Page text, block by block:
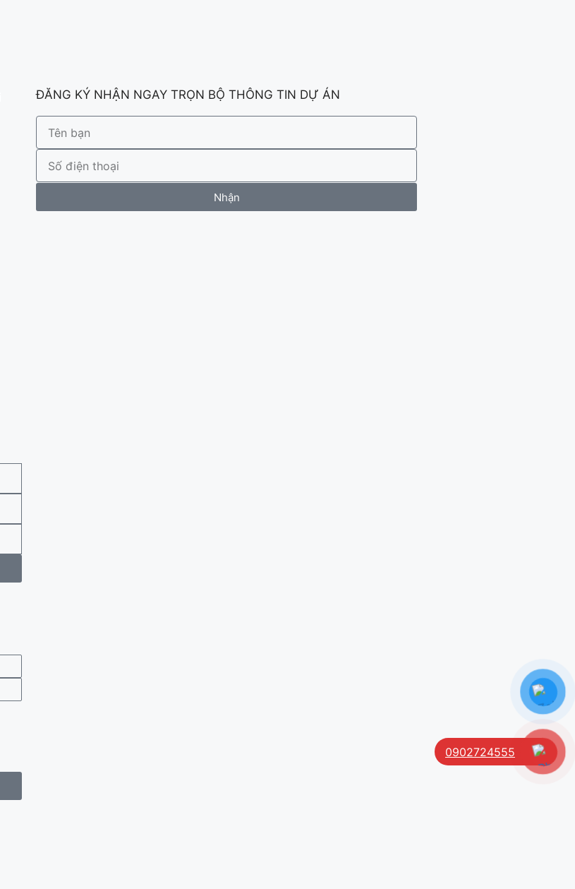
ĐĂNG KÝ NHẬN NGAY TRỌN BỘ THÔNG TIN DỰ ÁN
Nhận
0902724555